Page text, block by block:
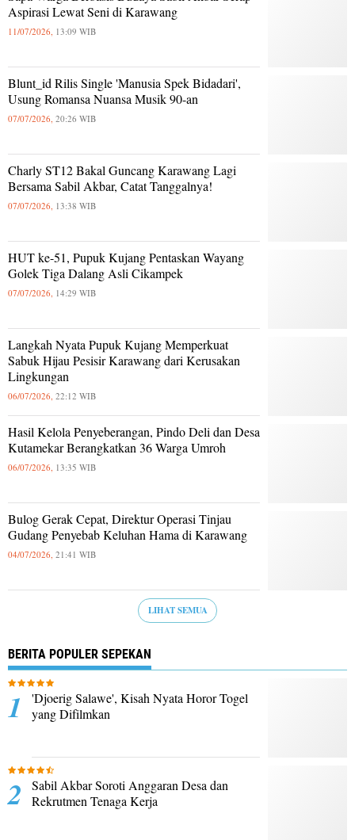
Aspirasi Lewat Seni di Karawang
11/07/2026, 13:09 WIB
Blunt_id Rilis Single 'Manusia Spek Bidadari',
Usung Romansa Nuansa Musik 90-an
07/07/2026, 20:26 WIB
Charly ST12 Bakal Guncang Karawang Lagi
Bersama Sabil Akbar, Catat Tanggalnya!
07/07/2026, 13:38 WIB
HUT ke-51, Pupuk Kujang Pentaskan Wayang
Golek Tiga Dalang Asli Cikampek
07/07/2026, 14:29 WIB
Langkah Nyata Pupuk Kujang Memperkuat
Sabuk Hijau Pesisir Karawang dari Kerusakan
Lingkungan
06/07/2026, 22:12 WIB
Hasil Kelola Penyeberangan, Pindo Deli dan Desa
Kutamekar Berangkatkan 36 Warga Umroh
06/07/2026, 13:35 WIB
Bulog Gerak Cepat, Direktur Operasi Tinjau
Gudang Penyebab Keluhan Hama di Karawang
04/07/2026, 21:41 WIB
LIHAT SEMUA
BERITA POPULER SEPEKAN
'Djoerig Salawe', Kisah Nyata Horor Togel
yang Difilmkan
Sabil Akbar Soroti Anggaran Desa dan
Rekrutmen Tenaga Kerja